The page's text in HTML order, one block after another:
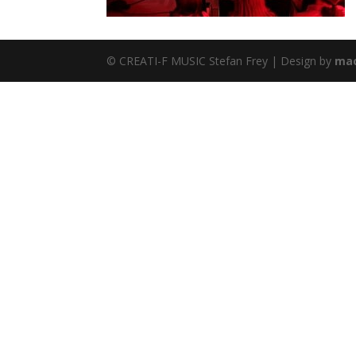
© CREATI-F MUSIC Stefan Frey | Design by